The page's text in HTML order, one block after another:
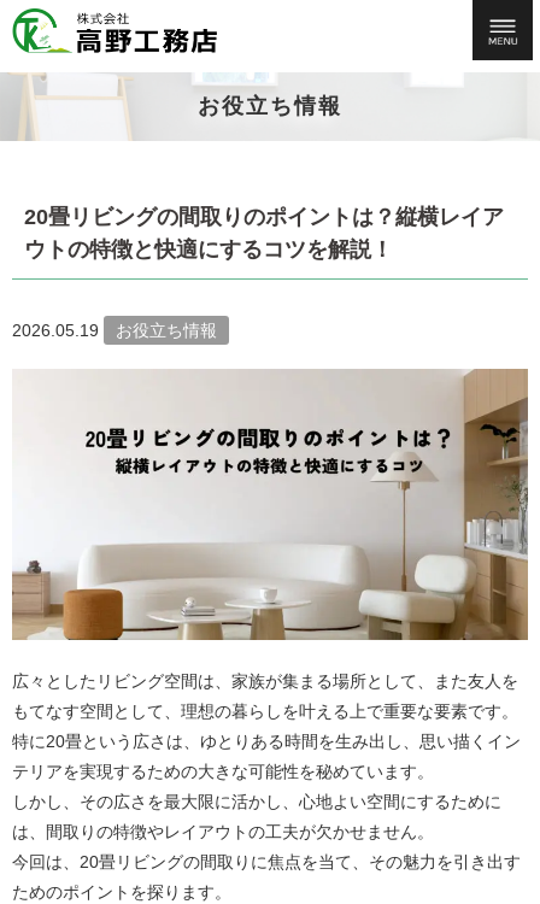
お役立ち情報
20畳リビングの間取りのポイントは？縦横レイア
ウトの特徴と快適にするコツを解説！
2026.05.19 お役立ち情報
広々としたリビング空間は、家族が集まる場所として、また友人を
もてなす空間として、理想の暮らしを叶える上で重要な要素です。
特に20畳という広さは、ゆとりある時間を生み出し、思い描くイン
テリアを実現するための大きな可能性を秘めています。
しかし、その広さを最大限に活かし、心地よい空間にするために
は、間取りの特徴やレイアウトの工夫が欠かせません。
今回は、20畳リビングの間取りに焦点を当て、その魅力を引き出す
ためのポイントを探ります。